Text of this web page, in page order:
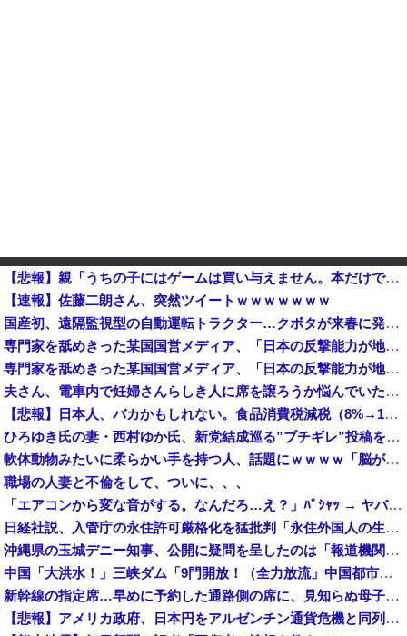
【悲報】親「うちの子にはゲームは買い与えません。本だけで十分」→結果・・・・・・・・・他
【速報】佐藤二朗さん、突然ツイートｗｗｗｗｗｗｗ
国産初、遠隔監視型の自動運転トラクター…クボタが来春に発売！
専門家を舐めきった某国国営メディア、「日本の反撃能力が地域を不安定化させている」というストーリーで番組制作を進めようとするも……
専門家を舐めきった某国国営メディア、「日本の反撃能力が地域を不安定化させている」というストーリーで番
夫さん、電車内で妊婦さんらしき人に席を譲ろうか悩んでいたら隣の男性に先を越される→まさかの展開に発展し、とんでもない空気が漂い始めてしまうｗｗｗ...
【悲報】日本人、バカかもしれない。食品消費税減税（8%→1%）に93.2%が賛成してしまう
ひろゆき氏の妻・西村ゆか氏、新党結成巡る”ブチギレ”投稿を謝罪「配慮に欠けた行動でした」 夫婦で投稿
軟体動物みたいに柔らかい手を持つ人、話題にｗｗｗｗ「脳が理解を拒む」「ミギー」
職場の人妻と不倫をして、ついに、、、
「エアコンから変な音がする。なんだろ…え？」ﾊﾟｼｬｯ → ヤバすぎる物が飛び出てくる・・・
日経社説、入管庁の永住許可厳格化を猛批判「永住外国人の生活保護受給をなくす目的、外国人の意欲をそがないか懸念」「外国人を一時的な労働力ではなく、...
沖縄県の玉城デニー知事、公開に疑問を呈したのは「報道機関による公開ではなく、公開タイミングなどに対するものだった」とよくわからない説明
中国「大洪水！」三峡ダム「9門開放！（全力放流」中国都市「三峡沿線の道路水没」中国政府「高速道路封鎖！」中国ダム「緊急放流に合わせて開門（土砂崩...
新幹線の指定席…早めに予約した通路側の席に、見知らぬ母子が。車掌の呼びかけにも「目を閉じて無視」して居座られました。無理やり奪われた席は、結局“...
【悲報】アメリカ政府、日本円をアルゼンチン通貨危機と同列扱いへ・・・